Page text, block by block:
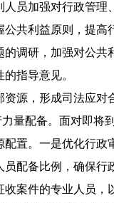
人员加强对行政管
公共利益原则，提
的调研，加强对公
指导意见。
源，形成司法应对
配备。面对即将到
配置。一是优化行
员配备比例，确保
收案件的专业人员，